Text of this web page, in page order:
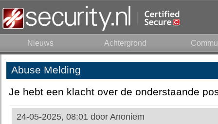
Nieuws Achtergrond
Abuse Melding
Je hebt een klacht over de onderstaande
24-05-2025, 08:01 door Anoniem